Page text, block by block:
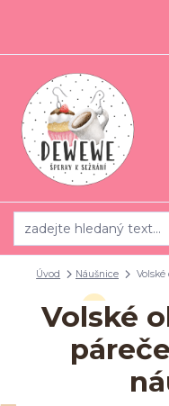
Úvod Náušnice
Volské